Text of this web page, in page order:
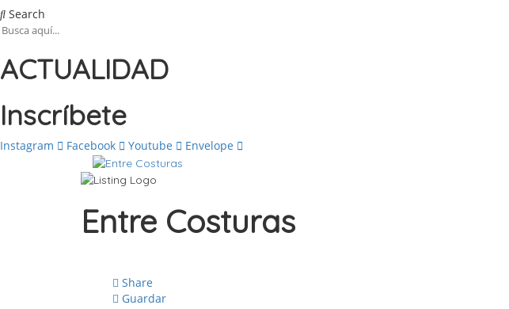
Search
ACTUALIDAD
Inscríbete
Instagram Facebook Youtube Envelope
Entre Costuras
Share
Guardar